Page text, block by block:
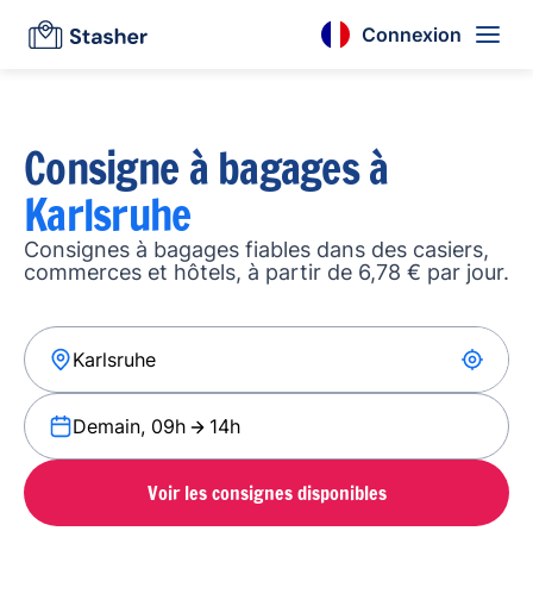
Connexion
Consigne à bagages à
Karlsruhe
Consignes à bagages fiables dans des casiers,
commerces et hôtels, à partir de 6,78 € par jour.
Demain, 09h 14h
Voir les consignes disponibles